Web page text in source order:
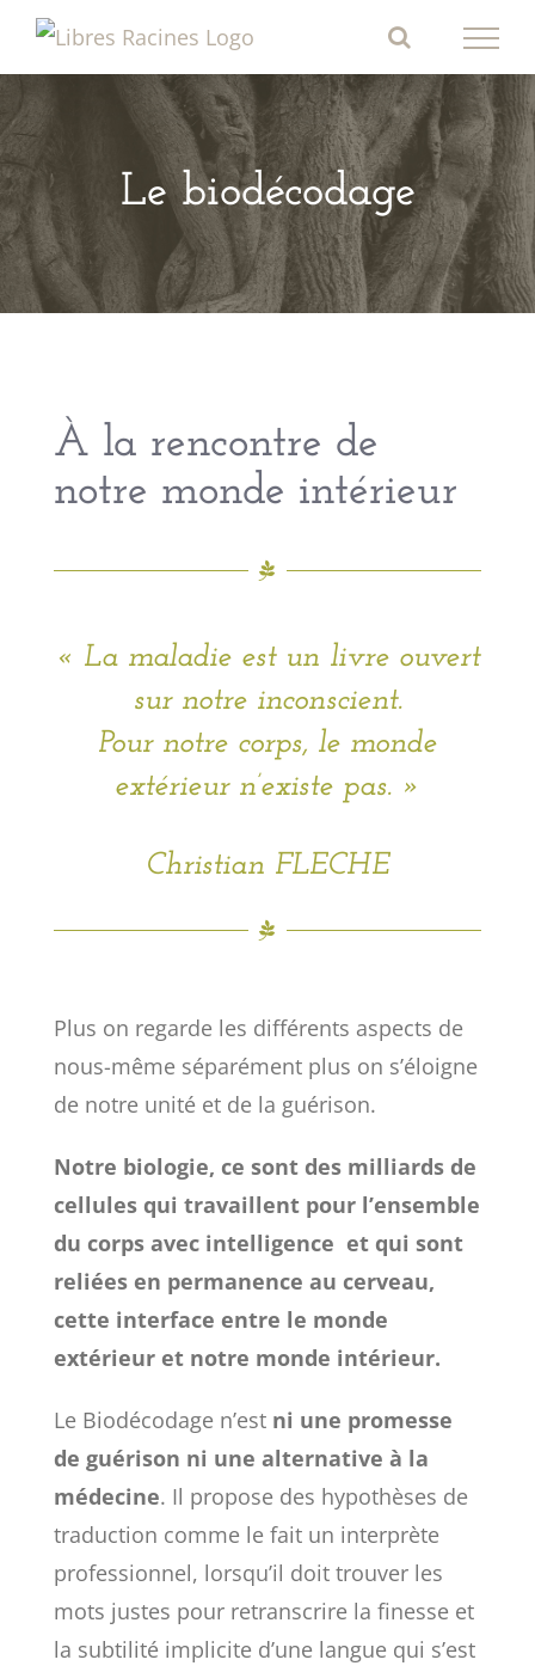
Passer
contenu
Le biodécodage
À la rencontre de
notre monde intérieur
« La maladie est un livre ouvert
sur notre inconscient.
Pour notre corps, le monde
extérieur n’existe pas. »
Christian FLECHE
Plus on regarde les différents aspects de
nous-même séparément plus on s’éloigne
de notre unité et de la guérison.
Notre biologie, ce sont des milliards de
cellules qui travaillent pour l’ensemble
du corps avec intelligence et qui sont
reliées en permanence au cerveau,
cette interface entre le monde
extérieur et notre monde intérieur.
Le Biodécodage n’est ni une promesse
de guérison ni une alternative à la
médecine. Il propose des hypothèses de
traduction comme le fait un interprète
professionnel, lorsqu’il doit trouver les
mots justes pour retranscrire la finesse et
la subtilité implicite d’une langue qui s’est